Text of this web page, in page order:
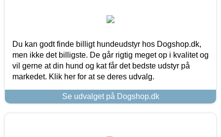
Du kan godt finde billigt hundeudstyr hos Dogshop.dk,
men ikke det billigste. De går rigtig meget op i kvalitet og
vil gerne at din hund og kat får det bedste udstyr på
markedet. Klik her for at se deres udvalg.
Se udvalget på Dogshop.dk